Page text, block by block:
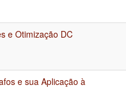
e Otimização DC
e sua Aplicação à